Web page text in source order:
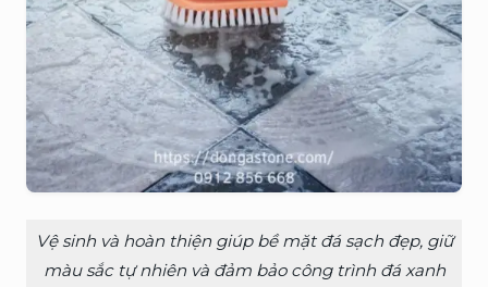
Vệ sinh và hoàn thiện giúp bề mặt đá sạch đẹp, giữ
màu sắc tự nhiên và đảm bảo công trình đá xanh